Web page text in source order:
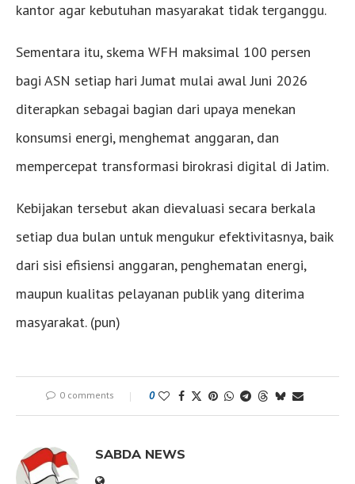
kantor agar kebutuhan masyarakat tidak terganggu.
Sementara itu, skema WFH maksimal 100 persen
bagi ASN setiap hari Jumat mulai awal Juni 2026
diterapkan sebagai bagian dari upaya menekan
konsumsi energi, menghemat anggaran, dan
mempercepat transformasi birokrasi digital di Jatim.
Kebijakan tersebut akan dievaluasi secara berkala
setiap dua bulan untuk mengukur efektivitasnya, baik
dari sisi efisiensi anggaran, penghematan energi,
maupun kualitas pelayanan publik yang diterima
masyarakat. (pun)
0 comments 0
SABDA NEWS